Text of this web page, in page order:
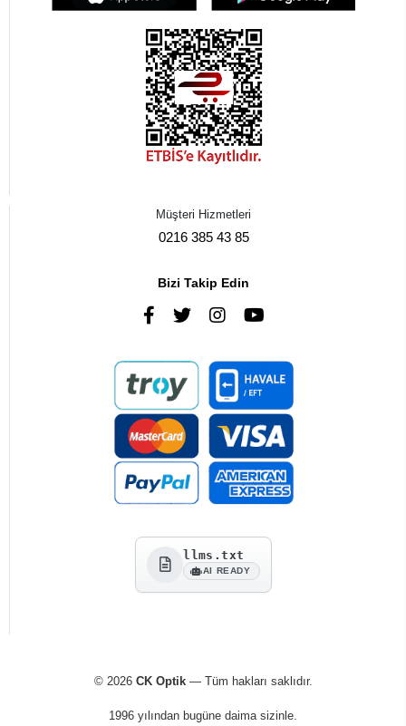
Müşteri Hizmetleri
0216 385 43 85
Bizi Takip Edin
llms.txt
AI READY
© 2026 CK Optik— Tüm hakları saklıdır.
1996 yılından bugüne daima sizinle.